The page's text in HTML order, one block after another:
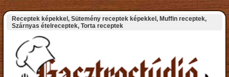
Receptek képekkel, Sütemény receptek képekkel, Muffin receptek,
Szárnyas ételreceptek, Torta receptek